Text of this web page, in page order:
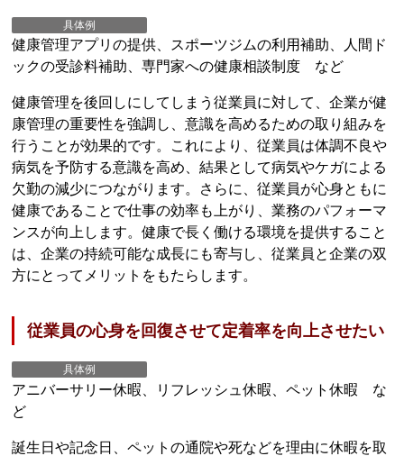
具体例
健康管理アプリの提供、スポーツジムの利用補助、人間ド
ックの受診料補助、専門家への健康相談制度 など
健康管理を後回しにしてしまう従業員に対して、企業が健
康管理の重要性を強調し、意識を高めるための取り組みを
行うことが効果的です。これにより、従業員は体調不良や
病気を予防する意識を高め、結果として病気やケガによる
欠勤の減少につながります。さらに、従業員が心身ともに
健康であることで仕事の効率も上がり、業務のパフォーマ
ンスが向上します。健康で長く働ける環境を提供すること
は、企業の持続可能な成長にも寄与し、従業員と企業の双
方にとってメリットをもたらします。
従業員の心身を回復させて定着率を向上させたい
具体例
アニバーサリー休暇、リフレッシュ休暇、ペット休暇 な
ど
誕生日や記念日、ペットの通院や死などを理由に休暇を取